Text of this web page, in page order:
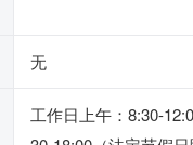
无
工作日上午：8:30-